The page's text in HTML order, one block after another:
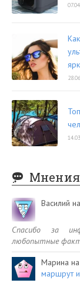
Мнения
Василий на
Спасибо за
любопытные
Марина
маршрут и